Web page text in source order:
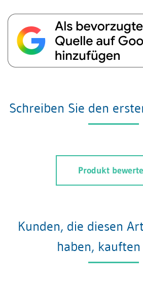
Schreiben Sie den
Produkt
Kunden, die diesen
haben,